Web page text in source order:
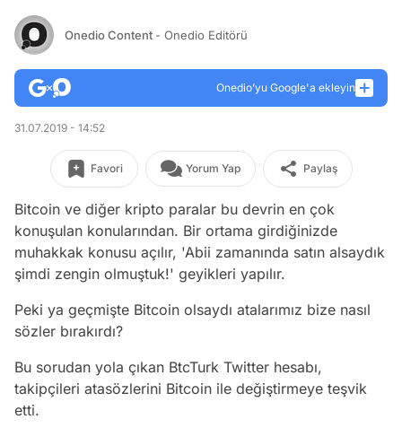
Onedio Content - Onedio Editörü
Onedio’yu Google'a ekleyin
31.07.2019 - 14:52
Favori Yorum Yap Paylaş
Bitcoin ve diğer kripto paralar bu devrin en çok
konuşulan konularından. Bir ortama girdiğinizde
muhakkak konusu açılır, 'Abii zamanında satın alsaydık
şimdi zengin olmuştuk!' geyikleri yapılır.
Peki ya geçmişte Bitcoin olsaydı atalarımız bize nasıl
sözler bırakırdı?
Bu sorudan yola çıkan BtcTurk Twitter hesabı,
takipçileri atasözlerini Bitcoin ile değiştirmeye teşvik
etti.